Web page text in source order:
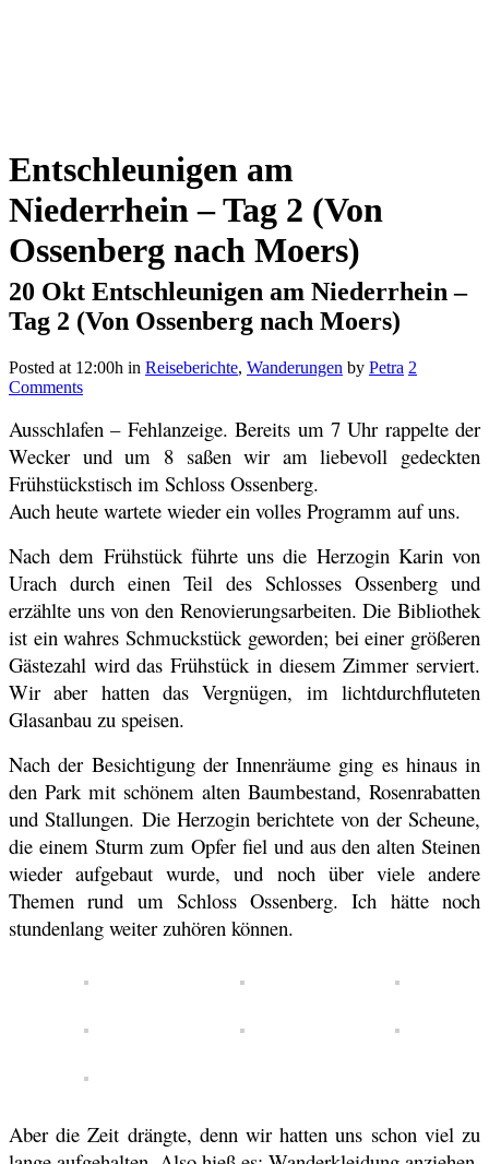
Entschleunigen am
Niederrhein – Tag 2 (Von
Ossenberg nach Moers)
20 Okt Entschleunigen am Niederrhein –
Tag 2 (Von Ossenberg nach Moers)
Posted at 12:00h in Reiseberichte, Wanderungen by Petra 2
Comments
Ausschlafen – Fehlanzeige. Bereits um 7 Uhr rappelte der
Wecker und um 8 saßen wir am liebevoll gedeckten
Frühstückstisch im Schloss Ossenberg.
Auch heute wartete wieder ein volles Programm auf uns.
Nach dem Frühstück führte uns die Herzogin Karin von
Urach durch einen Teil des Schlosses Ossenberg und
erzählte uns von den Renovierungsarbeiten. Die Bibliothek
ist ein wahres Schmuckstück geworden; bei einer größeren
Gästezahl wird das Frühstück in diesem Zimmer serviert.
Wir aber hatten das Vergnügen, im lichtdurchfluteten
Glasanbau zu speisen.
Nach der Besichtigung der Innenräume ging es hinaus in
den Park mit schönem alten Baumbestand, Rosenrabatten
und Stallungen. Die Herzogin berichtete von der Scheune,
die einem Sturm zum Opfer fiel und aus den alten Steinen
wieder aufgebaut wurde, und noch über viele andere
Themen rund um Schloss Ossenberg. Ich hätte noch
stundenlang weiter zuhören können.
Aber die Zeit drängte, denn wir hatten uns schon viel zu